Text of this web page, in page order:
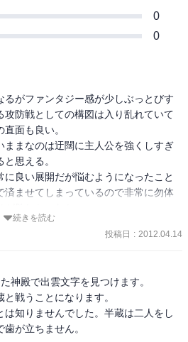
0
0
がファンタジー感が少しぶっとびす
攻防戦としての構図は入り乱れていて
面も良い。
ままなのは迂闊に主人公を強くしすぎ
思える。
良い展開だが悩むようになったこと
済ませてしまっているので非常に勿体
続きを読む
投稿日 : 2012.04.14
神殿で出雲文字を見つけます。
戦うことになります。
知りませんでした。半蔵は二人をし
が立ちません。